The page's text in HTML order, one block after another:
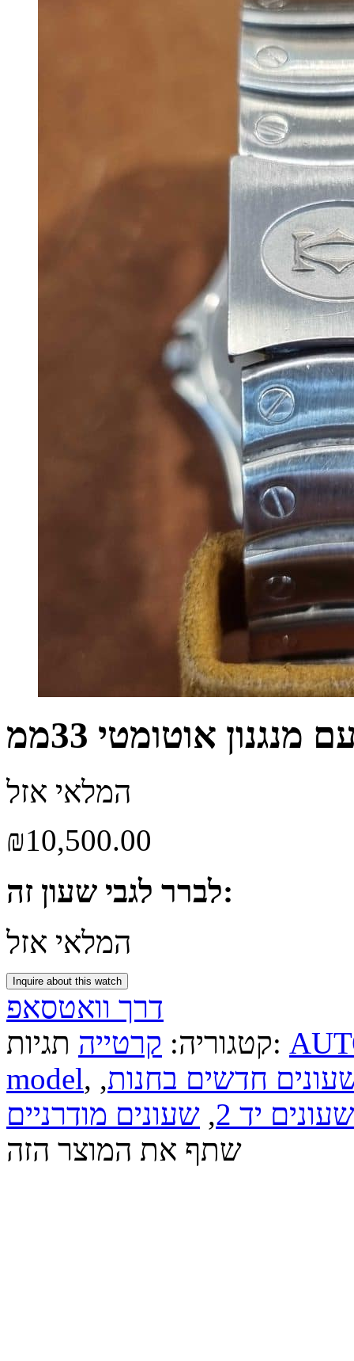
אוטומטי 33ממ
המלאי אזל
₪10,500.00
לברר לגבי שעון זה:
המלאי אזל
Inquire about this watch
דרך וואטסאפ
קטגוריה: קרטייה תגיות:
model, חדשים בחנות,
שעונים יד 2
, שעונים מודרניים
שתף את המוצר הזה